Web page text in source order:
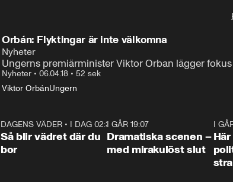
Orbán: Flyktingar är inte välkomna
Nyheter
Ungerns premiärminister Viktor Orban lägger
Nyheter • 06.04.18 • 52 sek
Viktor OrbánUngern
1:06
DAGENS VÄDER • I DAG 02:30
Så blir vädret där du
bor
I GÅR 19:07
Dramatiska scenen –
med mirakulöst slut
I